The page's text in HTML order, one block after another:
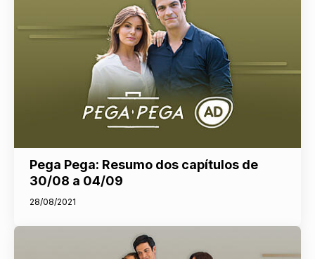
Pega Pega: Resumo dos capítulos de
30/08 a 04/09
28/08/2021